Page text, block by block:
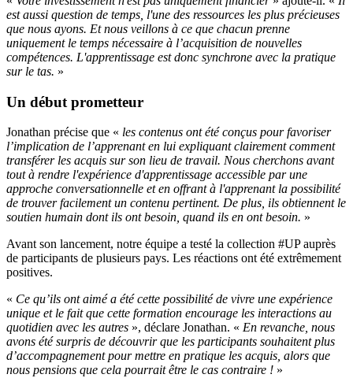
est aussi question de temps, l'une des ressources les plus précieuses
que nous ayons. Et nous veillons à ce que chacun prenne
uniquement le temps nécessaire à l’acquisition de nouvelles
compétences. L'apprentissage est donc synchrone avec la pratique
sur le tas. »
Un début prometteur
Jonathan précise que « les contenus ont été conçus pour favoriser
l’implication de l’apprenant en lui expliquant clairement comment
transférer les acquis sur son lieu de travail. Nous cherchons avant
tout à rendre l'expérience d'apprentissage accessible par une
approche conversationnelle et en offrant à l'apprenant la possibilité
de trouver facilement un contenu pertinent. De plus, ils obtiennent le
soutien humain dont ils ont besoin, quand ils en ont besoin. »
Avant son lancement, notre équipe a testé la collection #UP auprès
de participants de plusieurs pays. Les réactions ont été extrêmement
positives.
« Ce qu’ils ont aimé a été cette possibilité de vivre une expérience
unique et le fait que cette formation encourage les interactions au
quotidien avec les autres », déclare Jonathan. « En revanche, nous
avons été surpris de découvrir que les participants souhaitent plus
d’accompagnement pour mettre en pratique les acquis, alors que
nous pensions que cela pourrait être le cas contraire ! »